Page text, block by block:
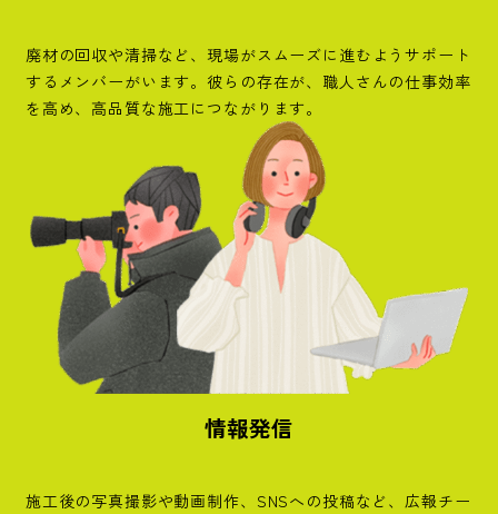
廃材の回収や清掃など、現場がスムーズに進むようサポート
するメンバーがいます。彼らの存在が、職人さんの仕事効率
を高め、高品質な施工につながります。
情報発信
施工後の写真撮影や動画制作、SNSへの投稿など、広報チー